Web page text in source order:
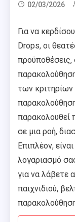
02/03/2026
Για να
Drops, οι
προϋποθέσεις,
των κριτηρίων
παρακολουθεί
σε μια ροή,
Επιπλέον,
λογαριασμό
για να λάβετε
παιχνιδιού,